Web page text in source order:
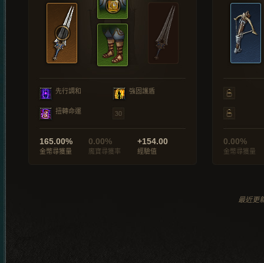
先行調和 強固護盾
扭轉命運
165.00%
金幣尋獲量
0.00%
魔寶尋獲率
+154.00
經驗值
0.00%
金幣尋獲量
最近更